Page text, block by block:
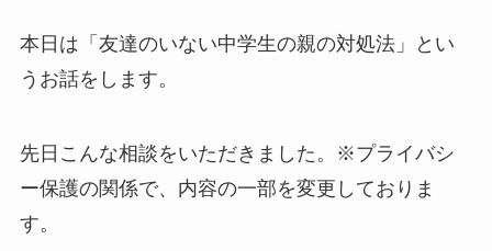
本日は「友達のいない中学生の親の対処法」とい
うお話をします。
先日こんな相談をいただきました。※プライバシ
ー保護の関係で、内容の一部を変更しておりま
す。